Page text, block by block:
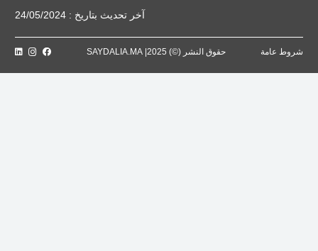
آخر تحديث بتاريخ : 24/05/2024
شروط عامة حقوق النشر (©) 2025| SAYDALIA.MA